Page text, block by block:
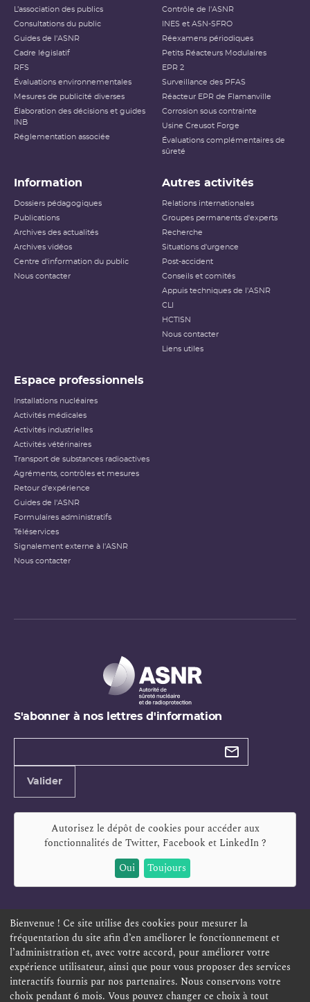
L’association des publics
Consultations du public
Guides de l'ASNR
Cadre législatif
RFS
Évaluations environnementales
Mesures de publicité diverses
Élaboration des décisions et guides
INB
Réglementation associée
Contrôle de l'ASNR
INES et ASN-SFRO
Réexamens périodiques
Petits Réacteurs Modulaires
EPR 2
Surveillance des PFAS
Réacteur EPR de Flamanville
Corrosion sous contrainte
Usine Creusot Forge
Évaluations complémentaires de
sûreté
Information
Dossiers pédagogiques
Publications
Archives des actualités
Archives vidéos
Centre d'information du public
Nous contacter
Autres activités
Relations internationales
Groupes permanents d'experts
Recherche
Situations d'urgence
Post-accident
Conseils et comités
Appuis techniques de l'ASNR
CLI
HCTISN
Nous contacter
Liens utiles
Espace professionnels
Installations nucléaires
Activités médicales
Activités industrielles
Activités vétérinaires
Transport de substances radioactives
Agréments, contrôles et mesures
Retour d'expérience
Guides de l'ASNR
Formulaires administratifs
Téléservices
Signalement externe à l'ASNR
Nous contacter
S'abonner à nos lettres d'information
Types de
Valider
Autorisez le dépôt de cookies pour accéder aux
fonctionnalités de Twitter, Facebook et LinkedIn?
Oui
Toujours
ESPACE PERSONNEL OFFRES D'EMPLOI SIGNALEMENT
TÉLÉSERVICES PLAN DU SITE
ACCESSIBILITÉ POLITIQUE DE CONFIDENTIALITÉ
MENTIONS LÉGALES CONTACT
Bienvenue ! Ce site utilise des cookies pour mesurer la
fréquentation du site afin d’en améliorer le fonctionnement et
l’administration et, avec votre accord, pour améliorer votre
expérience utilisateur, ainsi que pour vous proposer des services
interactifs fournis par nos partenaires. Nous conservons votre
choix pendant 6 mois. Vous pouvez changer ce choix à tout